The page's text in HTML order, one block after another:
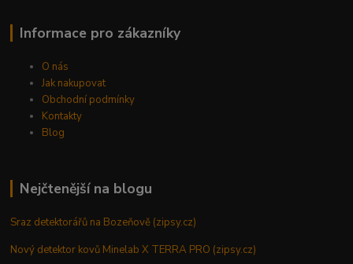
Informace pro zákazníky
O nás
Jak nakupovat
Obchodní podmínky
Kontakty
Blog
Nejčtenější na blogu
Sraz detektorářů na Bozeňově (zipsy.cz)
Nový detektor kovů Minelab X TERRA PRO (zipsy.cz)